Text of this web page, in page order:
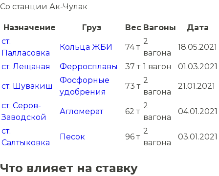
Со станции Ак-Чулак
Назначение Груз Вес Вагоны
Дата
ст.
Палласовка
Кольца ЖБИ 74 т
2
вагона
18.05.2021
ст. Лещаная Ферросплавы 37 т 1 вагон 01.03.2021
ст. Шувакиш
Фосфорные
удобрения
73 т
2
вагона
21.01.2021
ст. Серов-
Заводской
Агломерат 62 т
2
вагона
04.01.2021
ст.
Салтыковка
Песок 96 т
2
вагона
03.01.2021
Что влияет на ставку